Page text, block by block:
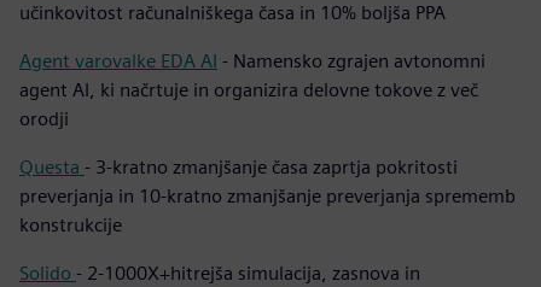
učinkovitost računalniškega časa in 10% boljša PPA
Agent varovalke EDA AI - Namensko zgrajen avtonomni
agent AI, ki načrtuje in organizira delovne tokove z več
orodji
Questa - 3-kratno zmanjšanje časa zaprtja pokritosti
preverjanja in 10-kratno zmanjšanje preverjanja sprememb
konstrukcije
Solido - 2-1000X+hitrejša simulacija, zasnova in